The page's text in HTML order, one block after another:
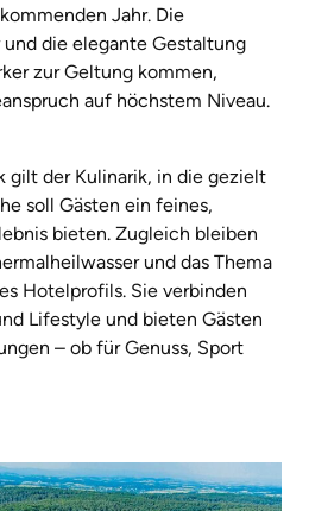
Jahr. Die
die elegante Gestaltung
zur Geltung kommen,
auf höchstem Niveau.
gilt der Kulinarik, in die gezielt
soll Gästen ein feines,
bieten. Zugleich bleiben
und das Thema
Hotelprofils. Sie verbinden
Lifestyle und bieten Gästen
– ob für Genuss, Sport